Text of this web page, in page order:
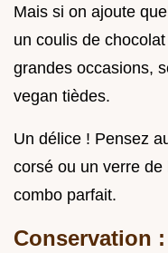
Mais si on ajoute
un coulis de
grandes occasions,
vegan tièdes.
Un délice ! Pensez
corsé ou un verre
combo parfait.
Conservation